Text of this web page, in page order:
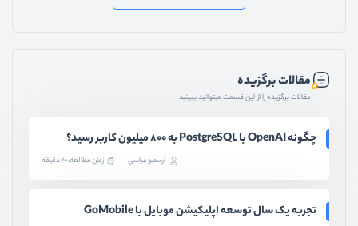
مقالات برگزیده
مقالات برگزیده را از این قسمت میتوانید ببینید
چگونه OpenAI با PostgreSQL به ۸۰۰ میلیون کاربر رسید؟
ارسطو عباسی زمان مطالعه: 20 دقیقه
تجربه یک سال توسعه اپلیکیشن موبایل با GoMobile